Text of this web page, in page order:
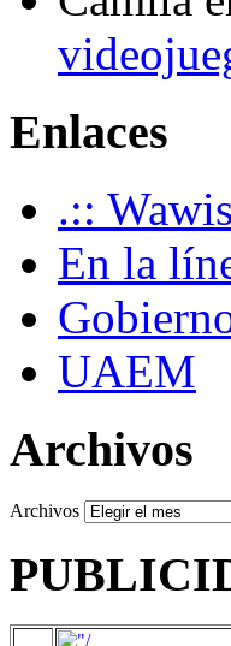
Enlaces
.::
En la
UAEM
Archivos
Archivos